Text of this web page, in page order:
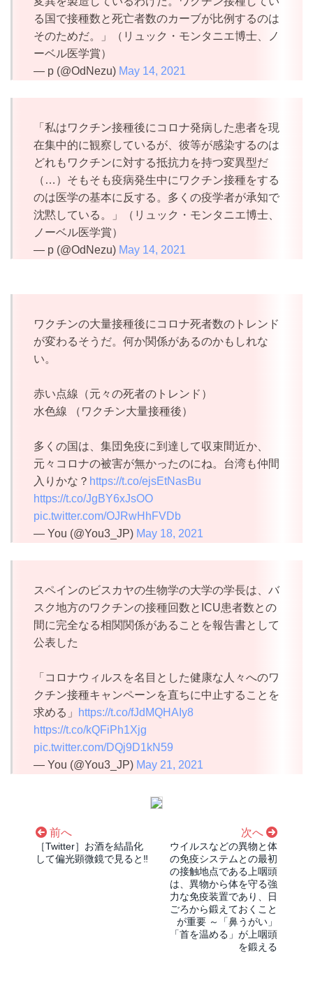
る国で接種数と死亡者数のカーブが比例するのは
そのためだ。」（リュック・モンタニエ博士、ノ
ーベル医学賞）
— p (@OdNezu) May 14, 2021
「私はワクチン接種後にコロナ発病した患者を現
在集中的に観察しているが、彼等が感染するのは
どれもワクチンに対する抵抗力を持つ変異型だ
（…）そもそも疫病発生中にワクチン接種をする
のは医学の基本に反する。多くの疫学者が承知で
沈黙している。」（リュック・モンタニエ博士、
ノーベル医学賞）
— p (@OdNezu) May 14, 2021
ワクチンの大量接種後にコロナ死者数のトレンド
が変わるそうだ。何か関係があるのかもしれな
い。
赤い点線（元々の死者のトレンド）
水色線 （ワクチン大量接種後）
多くの国は、集団免疫に到達して収束間近か、
元々コロナの被害が無かったのにね。台湾も仲間
入りかな？ https://t.co/ejsEtNasBu
https://t.co/JgBY6xJsOO
pic.twitter.com/OJRwHhFVDb
— You (@You3_JP) May 18, 2021
スペインのビスカヤの生物学の大学の学長は、バ
スク地方のワクチンの接種回数とICU患者数との
間に完全なる相関関係があることを報告書として
公表した
「コロナウィルスを名目とした健康な人々へのワ
クチン接種キャンペーンを直ちに中止することを
求める」
https://t.co/fJdMQHAIy8
https://t.co/kQFiPh1Xjg
pic.twitter.com/DQj9D1kN59
— You (@You3_JP) May 21, 2021
前へ
［Twitter］お酒を結晶化
して偏光顕微鏡で見ると‼️
次へ
ウイルスなどの異物と体
の免疫システムとの最初
の接触地点である上咽頭
は、異物から体を守る強
力な免疫装置であり、日
ごろから鍛えておくこと
が重要 ～「鼻うがい」
「首を温める」が上咽頭
を鍛える